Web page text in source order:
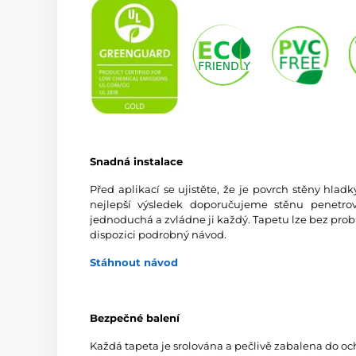
Snadná instalace
Před aplikací se ujistěte, že je povrch stěny
nejlepší výsledek doporučujeme stěnu
jednoduchá a zvládne ji každý. Tapetu lze bez
dispozici podrobný návod.
Stáhnout návod
Bezpečné balení
Každá tapeta je srolována a pečlivě zabalena do